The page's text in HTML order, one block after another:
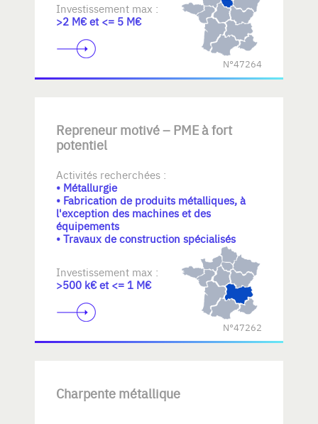
Investissement max :
>2 M€ et <= 5 M€
N°47264
Repreneur motivé – PME à fort
potentiel
Activités recherchées :
• Métallurgie
• Fabrication de produits métalliques, à
l'exception des machines et des
équipements
• Travaux de construction spécialisés
Investissement max :
>500 k€ et <= 1 M€
N°47262
Charpente métallique